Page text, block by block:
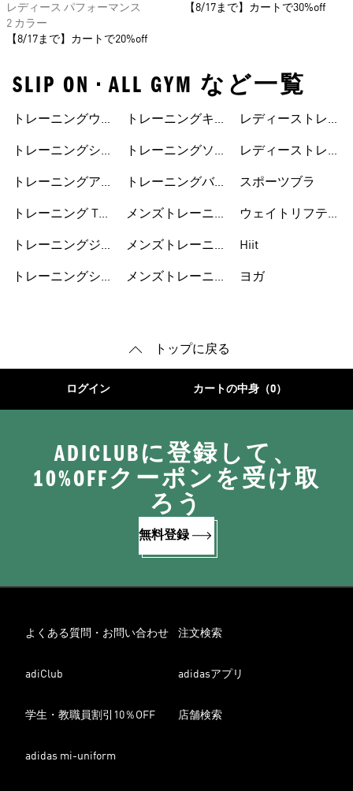
レディース パフォーマンス
2 カラー
【8/17まで】カートで20%off
【8/17まで】カートで30%off
SLIP ON • ALL GYM など一覧
トレーニングウェ
トレーニングシュ
トレーニングアク
トレーニング Tシ
トレーニングジャ
トレーニングショ
トレーニングキャ
トレーニングソッ
トレーニングバッ
メンズトレーニン
メンズトレーニン
メンズトレーニン
レディーストレー
レディーストレー
スポーツブラ
ウェイトリフティ
Hiit
ヨガ
トップに戻る
ログイン カートの中身（0）
ADICLUBに登録して、
10%OFFクーポンを受け取
ろう
無料登録
よくある質問・お問い合わせ 注文検索
adiClub adidasアプリ
学生・教職員割引10％OFF 店舗検索
adidas mi-uniform